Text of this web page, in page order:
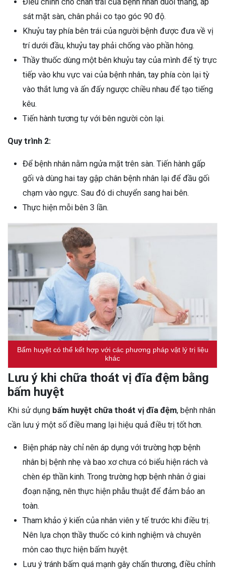
sát mặt sàn, chân phải co tạo góc 90 độ.
Khuỷu tay phía bên trái của người bệnh được đưa về vị
trí dưới đầu, khuỷu tay phải chống vào phần hông.
Thầy thuốc dùng một bên khuỷu tay của mình để tỳ trực
tiếp vào khu vực vai của bệnh nhân, tay phía còn lại tỳ
vào thắt lưng và ấn đấy ngược chiều nhau để tạo tiếng
kêu.
Tiến hành tương tự với bên người còn lại.
Quy trình 2:
Để bệnh nhân nằm ngửa mặt trên sàn. Tiến hành gấp
gối và dùng hai tay gập chân bệnh nhân lại để đầu gối
chạm vào ngực. Sau đó di chuyển sang hai bên.
Thực hiện mỗi bên 3 lần.
Bấm huyệt có thể kết hợp với các phương pháp vật lý trị liệu
khác
Lưu ý khi chữa thoát vị đĩa đệm bằng
bấm huyệt
Khi sử dụng bấm huyệt chữa thoát vị đĩa đệm, bệnh nhân
cần lưu ý một số điều mang lại hiệu quả điều trị tốt hơn.
Biện pháp này chỉ nên áp dụng với trường hợp bệnh
nhân bị bệnh nhẹ và bao xơ chưa có biểu hiện rách và
chèn ép thần kinh. Trong trường hợp bệnh nhân ở giai
đoạn nặng, nên thực hiện phẫu thuật để đảm bảo an
toàn.
Tham khảo ý kiến của nhân viên y tế trước khi điều trị.
Nên lựa chọn thầy thuốc có kinh nghiệm và chuyên
môn cao thực hiện bấm huyệt.
Lưu ý tránh bấm quá mạnh gây chấn thương, điều chỉnh